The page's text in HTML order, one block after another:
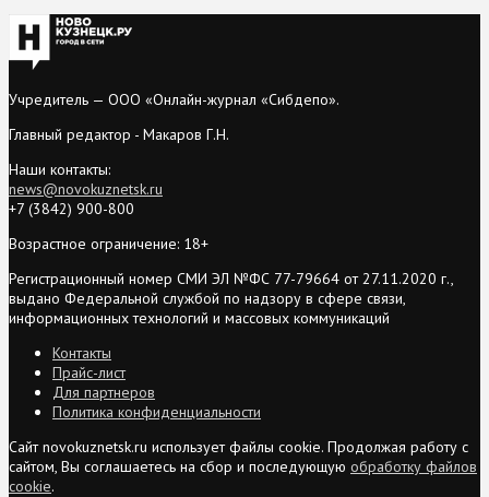
Учредитель — ООО «Онлайн-журнал «Сибдепо».
Главный редактор - Макаров Г.Н.
Наши контакты:
news@novokuznetsk.ru
+7 (3842) 900-800
Возрастное ограничение: 18+
Регистрационный номер СМИ ЭЛ №ФС 77-79664 от 27.11.2020 г.,
выдано Федеральной службой по надзору в сфере связи,
информационных технологий и массовых коммуникаций
Контакты
Прайс-лист
Для партнеров
Политика конфиденциальности
Сайт novokuznetsk.ru использует файлы cookie. Продолжая работу с
сайтом, Вы соглашаетесь на сбор и последующую обработку файлов
cookie.